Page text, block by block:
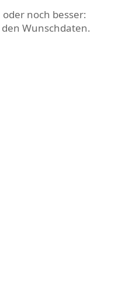
noch besser:
Wunschdaten.